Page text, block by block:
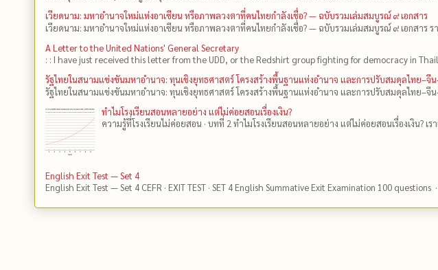
เวียดนาม: มหาอำนาจใหม่แห่งอาเซียน หรือภาพลวงตาที่คนไทยกำลังเชื่อ? — ฉบับรวมเล่มสมบูรณ์ ๙ เอกสาร
เวียดนาม: มหาอำนาจใหม่แห่งอาเซียน หรือภาพลวงตาที่คนไทยกำลังเชื่อ? — ฉบับรวมเล่มสมบูรณ์ ๙ เอกสาร ร
A Letter to the United Nations' General Secretary
: : I have just received this letter from the UDD, or the Redshirt group fighting for democracy in
รัฐไทยในสนามแข่งขันมหาอำนาจ: ทุนเชิงยุทธศาสตร์ โครงสร้างพื้นฐานแห่งอำนาจ และการปรับสมดุลไทย–จี
รัฐไทยในสนามแข่งขันมหาอำนาจ: ทุนเชิงยุทธศาสตร์ โครงสร้างพื้นฐานแห่งอำนาจ และการปรับสมดุลไทย–จี
ทำไมโรงเรียนสอนหลายอย่าง แต่ไม่ค่อยสอนเรื่องเงิน?
ความรู้ที่โรงเรียนไม่ค่อยสอน · บทที่ 2 ทำไมโรงเรียนสอนหลายอย่าง แต่ไม่ค่อยสอนเรื่องเงิน? เร
English Exit Test — Set 4
English Exit Test — Set 4 CEFR · EXIT TEST · SET 4 English Summative Exit Examination 100 questions